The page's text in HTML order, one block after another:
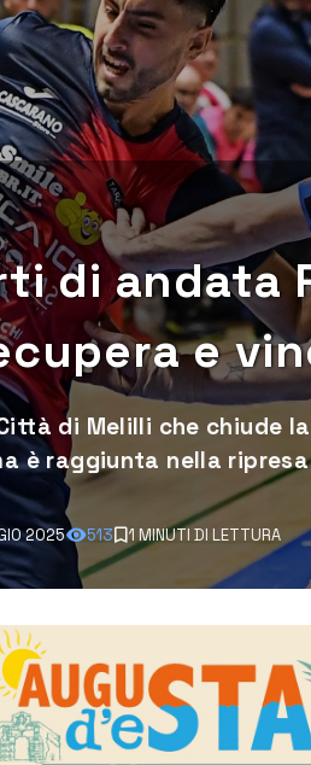
di andata
e
di Melilli che chiude
è raggiunta nella
2025 513 1 MINUTI DI LETTURA